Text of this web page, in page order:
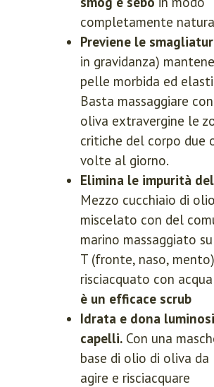
completamente
Previene le
in gravidanza)
pelle morbida ed
Basta massaggiare
oliva extravergine le
critiche del corpo due
volte al giorno.
Elimina le impurità
Mezzo cucchiaio di olio
miscelato con del
marino massaggiato
T (fronte, naso,
risciacquato con
è un efficace scrub
Idrata e dona
capelli. Con una
base di olio di oliva da
agire e risciacquare